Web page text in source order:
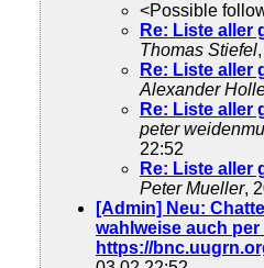
<Possible
Re: Liste aller
Thomas Stiefel
Re: Liste aller
Alexander
Re: Liste aller
peter
22:52
Re: Liste aller
Peter Mueller,
[Admin] Neu:
wahlweise auch
https://